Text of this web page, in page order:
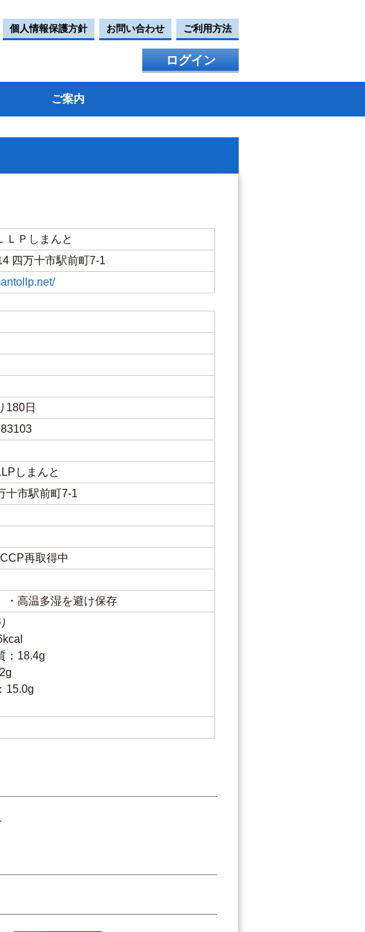
個人情報保護方針 お問い合わせ ご利用方法
ログイン
ご案内
ＬＰしまんと
四万十市駅前町7-1
180日
しまんと
十市駅前町7-1
再取得中
・高温多湿を避け保存
：18.4g
15.0g